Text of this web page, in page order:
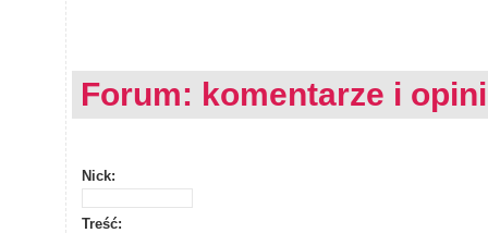
Forum: komentarze i
Nick:
Treść: